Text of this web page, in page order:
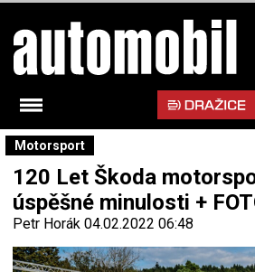
Motorsport
120 Let Škoda
úspěšné minulosti +
Petr Horák 04.02.2022 06:48